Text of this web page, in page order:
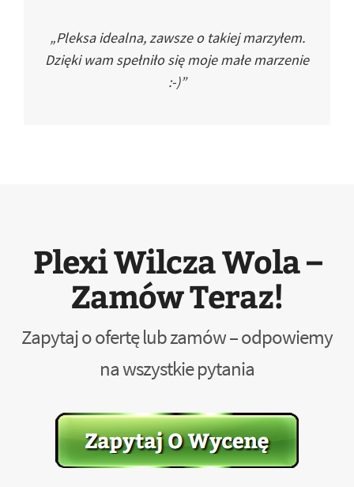
„Pleksa idealna, zawsze o takiej marzyłem.
Dzięki wam spełniło się moje małe marzenie
:-)”
Plexi Wilcza Wola –
Zamów Teraz!
Zapytaj o ofertę lub zamów – odpowiemy
na wszystkie pytania